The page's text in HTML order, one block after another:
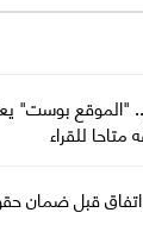
"الموقع بوست"
للقراء
اتفاق قبل ضمان